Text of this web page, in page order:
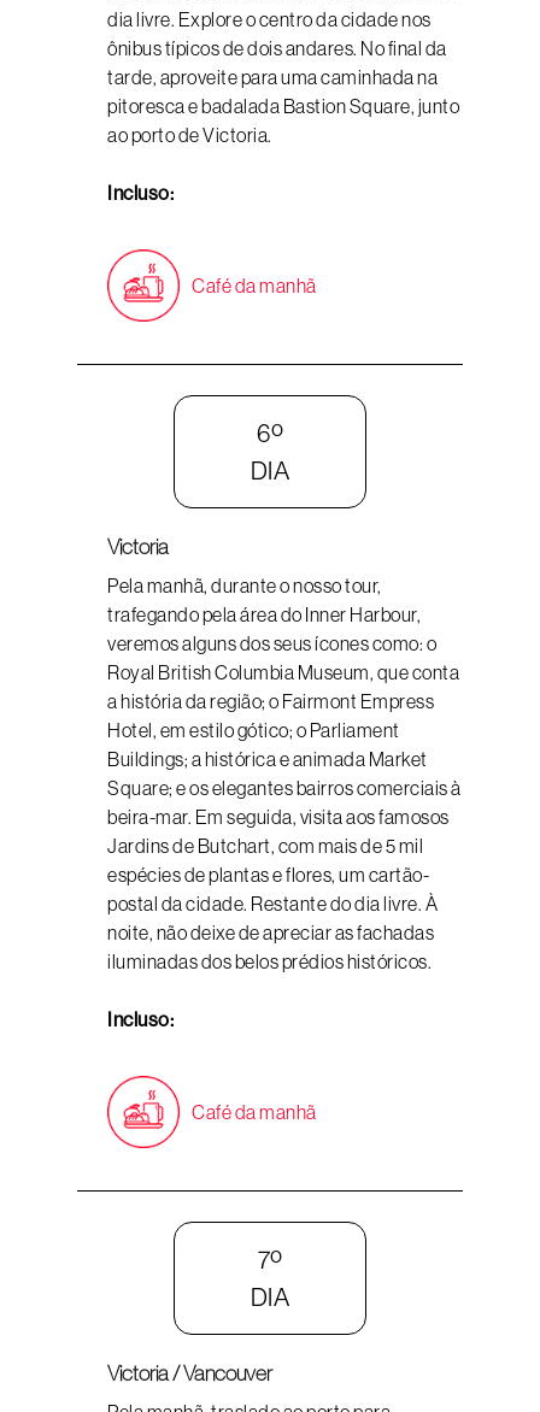
dia livre. Explore o centro da cidade nos
ônibus típicos de dois andares. No final da
tarde, aproveite para uma caminhada na
pitoresca e badalada Bastion Square, junto
ao porto de Victoria.
Incluso:
Café da manhã
6º
DIA
Victoria
Pela manhã, durante o nosso tour,
trafegando pela área do Inner Harbour,
veremos alguns dos seus ícones como: o
Royal British Columbia Museum, que conta
a história da região; o Fairmont Empress
Hotel, em estilo gótico; o Parliament
Buildings; a histórica e animada Market
Square; e os elegantes bairros comerciais à
beira-mar. Em seguida, visita aos famosos
Jardins de Butchart, com mais de 5 mil
espécies de plantas e flores, um cartão-
postal da cidade. Restante do dia livre. À
noite, não deixe de apreciar as fachadas
iluminadas dos belos prédios históricos.
Incluso:
Café da manhã
7º
DIA
Victoria / Vancouver